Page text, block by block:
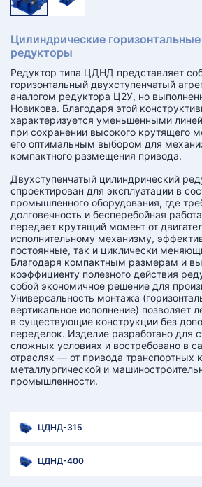
Цилиндрические
редукторы
Редуктор типа ЦДНД представляет
горизонтальный двухступенчатый
аналогом редуктора Ц2У, но
Новикова. Благодаря этой
характеризуется уменьшенными
при сохранении высокого крутящего
его оптимальным выбором для
компактного размещения привода.
Двухступенчатый цилиндрический
спроектирован для эксплуатации в
промышленного оборудования, где
долговечность и бесперебойная
передает крутящий момент от
исполнительному механизму,
постоянные, так и циклически
Благодаря компактным размерам и
коэффициенту полезного действия
собой экономичное решение для
Универсальность монтажа
вертикальное исполнение) позволяет
в существующие конструкции без
переделок. Изделие разработано для
сложных условиях и востребовано в
отраслях — от привода транспортных
металлургической и
промышленности.
ЦДНД-315
ЦДНД-400